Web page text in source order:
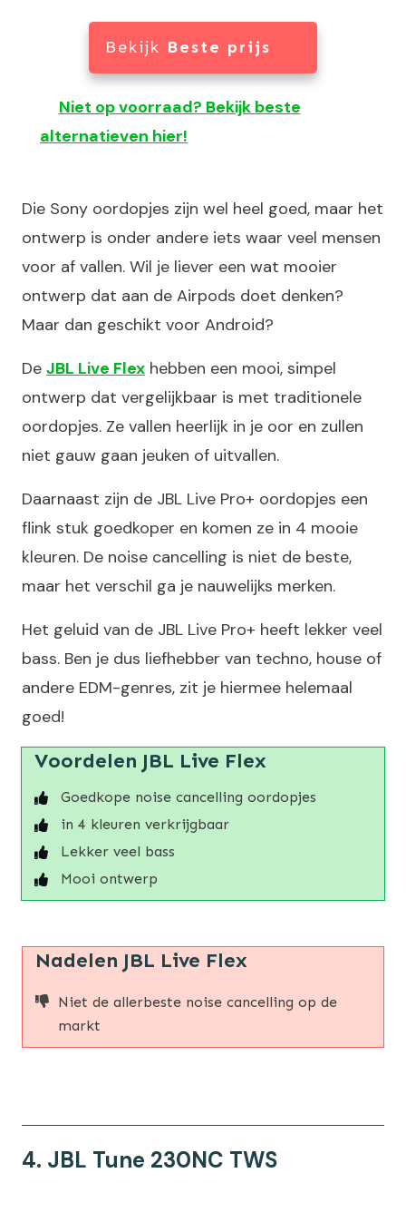
Bekijk Beste prijs
Niet op voorraad? Bekijk beste
alternatieven hier!
Die Sony oordopjes zijn wel heel goed, maar het
ontwerp is onder andere iets waar veel mensen
voor af vallen. Wil je liever een wat mooier
ontwerp dat aan de Airpods doet denken?
Maar dan geschikt voor Android?
De JBL Live Flex hebben een mooi, simpel
ontwerp dat vergelijkbaar is met traditionele
oordopjes. Ze vallen heerlijk in je oor en zullen
niet gauw gaan jeuken of uitvallen.
Daarnaast zijn de JBL Live Pro+ oordopjes een
flink stuk goedkoper en komen ze in 4 mooie
kleuren. De noise cancelling is niet de beste,
maar het verschil ga je nauwelijks merken.
Het geluid van de JBL Live Pro+ heeft lekker veel
bass. Ben je dus liefhebber van techno, house of
andere EDM-genres, zit je hiermee helemaal
goed!
Voordelen JBL Live Flex
Goedkope noise cancelling oordopjes
in 4 kleuren verkrijgbaar
Lekker veel bass
Mooi ontwerp
Nadelen JBL Live Flex
Niet de allerbeste noise cancelling op de
markt
4. JBL Tune 230NC TWS